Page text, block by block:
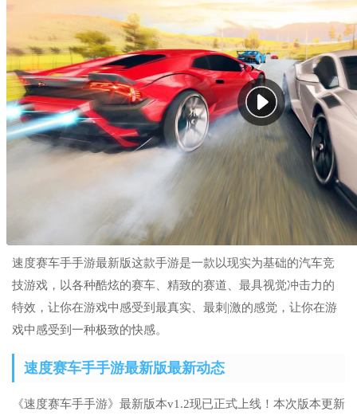
速度赛车手手游最新版这款手游是一款以现实为基础的汽车竞
技游戏，以各种酷炫的赛车、精致的赛道、最具视觉冲击力的
特效，让你在游戏中感受到最真实、最刺|激的感觉，让你在游
戏中感受到一种极致的快感。
速度赛车手手游最新版最新动态
《速度赛车手手游》最新版本v1.2现已正式上线！本次版本更新